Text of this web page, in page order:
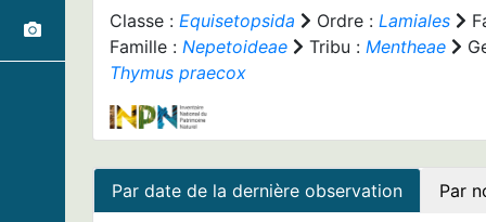
Classe : Equisetopsida Ordre : Lamiales
Famille : Nepetoideae Tribu : Mentheae
Thymus praecox
Par date de la dernière observation Par